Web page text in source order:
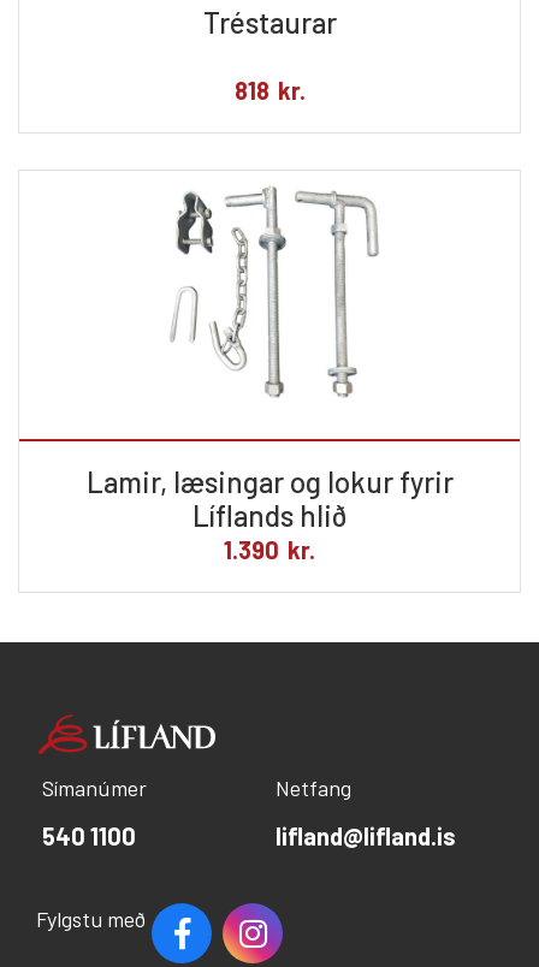
Tréstaurar
818 kr.
Lamir, læsingar og lokur fyrir
Líflands hlið
1.390 kr.
Símanúmer
540 1100
Netfang
lifland@lifland.is
Fylgstu með